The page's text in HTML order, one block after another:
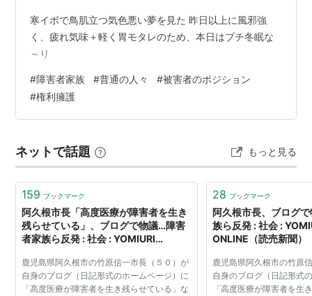
寒イボで鳥肌立つ気色悪い夢を見た 昨日以上に風邪強
く、疲れ気味＋軽く胃モタレのため、本日はプチ冬眠な
～り
#障害者家族 #普通の人々 #被害者のポジション
#権利擁護
ネットで話題 もっと見る
159 ブックマーク
阿久根市長「高度医療が障害者を生き
残らせている」、ブログで物議…障害
者家族ら反発 : 社会 : YOMIURI
鹿児島県阿久根市の竹原信一市長（５０）が
自身のブログ（日記形式のホームページ）に
「高度医療が障害者を生き残らせている」な
28 ブックマーク
阿久根市長、ブログ
族ら反発 : 社会 :
ONLINE（読売新聞）
鹿児島県阿久根市の竹原
自身のブログ（日記形式
「高度医療が障害者を生